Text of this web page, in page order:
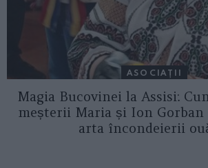
ASOCIAŢII
Magia Bucovinei la Assisi:
meșterii Maria și Ion
arta încondeierii